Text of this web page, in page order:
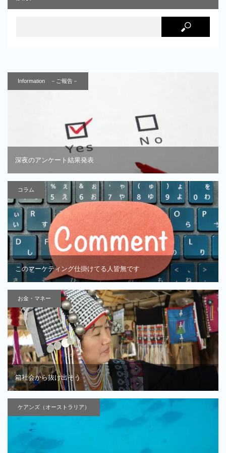
Information －ご報告－
深夜のアンケート結果発表
コラム
このマーケティング仕掛けてる人皆無です
お金・マネー
箱社会から抜け出そう
ケアンズ（オーストラリア）